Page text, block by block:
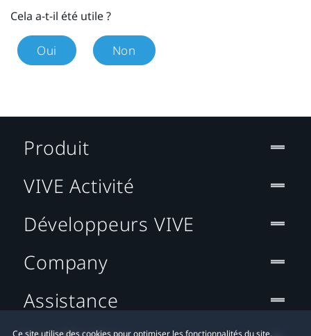
Cela a-t-il été utile ?
Oui Non
Ce site utilise des cookies pour optimiser les fonctionnalités du site,
Produit
VIVE Activité
Développeurs VIVE
Company
Assistance